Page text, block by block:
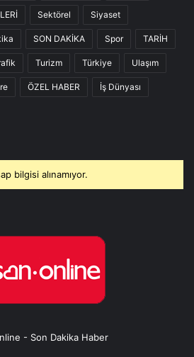
Sektörel Siyaset
SON DAKİKA Spor TARİH
Turizm Türkiye Ulaşım
ÖZEL HABER İş Dünyası
bilgisi alınamıyor.
- Son Dakika Haber